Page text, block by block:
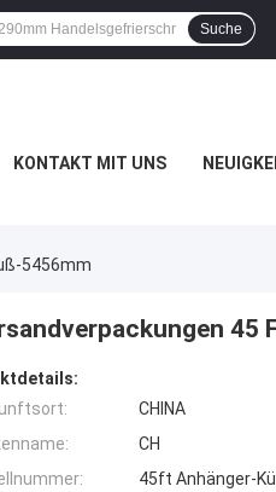
Suche
KONTAKT MIT UNS
5456mm
45
CHINA
CH
45ft Anhänger-